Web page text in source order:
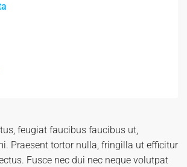
feugiat faucibus faucibus ut,
Praesent tortor nulla, fringilla ut efficitur
Fusce nec dui nec neque volutpat